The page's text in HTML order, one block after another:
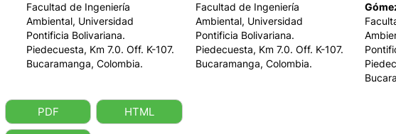
Facultad de Ingeniería
Ambiental, Universidad
Pontificia Bolivariana.
Piedecuesta, Km 7.0. Off. K-107.
Bucaramanga, Colombia.
Facultad de Ingeniería
Ambiental, Universidad
Pontificia Bolivariana.
Piedecuesta, Km 7.0. Off. K-107.
Bucaramanga, Colombia.
PDF HTML